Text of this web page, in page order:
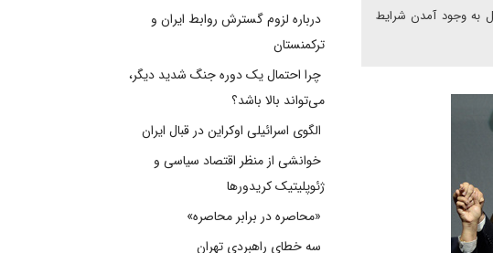
به وجود آمدن شرایط
درباره لزوم گسترش روابط ایران و
ترکمنستان
چرا احتمال یک دوره جنگ شدید دیگر،
می‌تواند بالا باشد؟
الگوی اسرائیلی اوکراین در قبال ایران
خوانشی از منظر اقتصاد سیاسی و
ژئوپلیتیک کریدورها
«محاصره در برابر محاصره»
سه خطای راهبردی تهران